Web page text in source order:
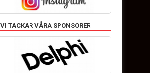
VI TACKAR VÅRA SPONSORER